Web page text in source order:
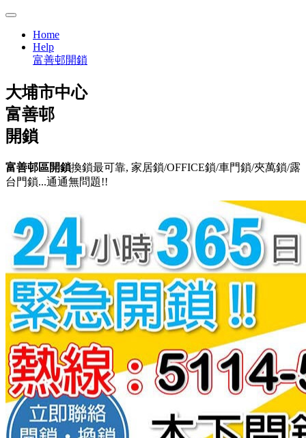
Home
Help
富善邨開鎖
大埔市中心
富善邨
開鎖
富善邨區開鎖換鎖最可靠, 家居鎖/OFFICE鎖/車門鎖/夾萬鎖/露
台門鎖...通通無問題!!